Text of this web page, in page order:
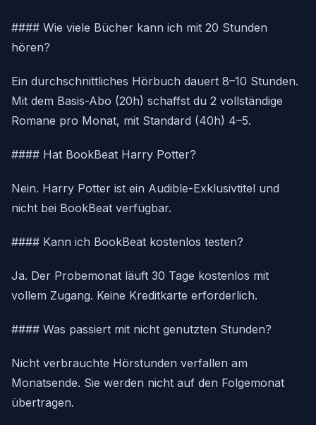
#### Wie viele Bücher kann ich mit 20 Stunden
hören?
Ein durchschnittliches Hörbuch dauert 8–10 Stunden.
Mit dem Basis-Abo (20h) schaffst du 2 vollständige
Romane pro Monat, mit Standard (40h) 4–5.
#### Hat BookBeat Harry Potter?
Nein. Harry Potter ist ein Audible-Exklusivtitel und
nicht bei BookBeat verfügbar.
#### Kann ich BookBeat kostenlos testen?
Ja. Der Probemonat läuft 30 Tage kostenlos mit
vollem Zugang. Keine Kreditkarte erforderlich.
#### Was passiert mit nicht genutzten Stunden?
Nicht verbrauchte Hörstunden verfallen am
Monatsende. Sie werden nicht auf den Folgemonat
übertragen.